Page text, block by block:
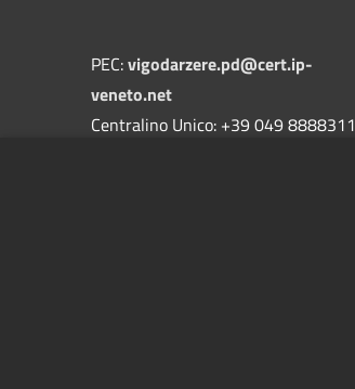
PEC:vigodarzere.pd@cert.ip-
veneto.net
Centralino Unico: +39 049 8888311